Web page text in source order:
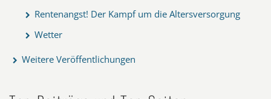
Rentenangst! Der Kampf um die Altersversorgung
Wetter
Weitere Veröffentlichungen